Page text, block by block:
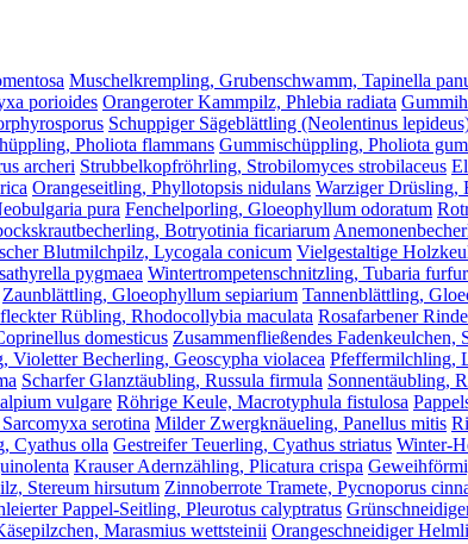
Muschelkrempling, Grubenschwamm, Tapinella
porioides Orangeroter Kammpilz, Phlebia radiata
Schuppiger Sägeblättling (Neolentinus
Pholiota flammans Gummischüppling, Pholiota
archeri Strubbelkopfröhrling, Strobilomyces strobilaceus
Orangeseitling, Phyllotopsis nidulans Warziger Drüsling,
pura Fenchelporling, Gloeophyllum odoratum
Botryotinia ficariarum
Blutmilchpilz, Lycogala conicum Vielgestaltige
pygmaea Wintertrompetenschnitzling, Tubaria
Zaunblättling, Gloeophyllum sepiarium Tannenblättling,
Rübling, Rhodocollybia maculata Rosafarbener
domesticus Zusammenfließendes Fadenkeulchen,
Violetter Becherling, Geoscypha violacea Pfeffermilchling,
Scharfer Glanztäubling, Russula firmula Sonnentäubling,
vulgare Röhrige Keule, Macrotyphula fistulosa
serotina Milder Zwergknäueling, Panellus mitis
Cyathus olla Gestreifer Teuerling, Cyathus striatus Winter-
Krauser Adernzähling, Plicatura crispa
Stereum hirsutum Zinnoberrote Tramete, Pycnoporus
Pappel-Seitling, Pleurotus calyptratus
Marasmius wettsteinii Orangeschneidiger